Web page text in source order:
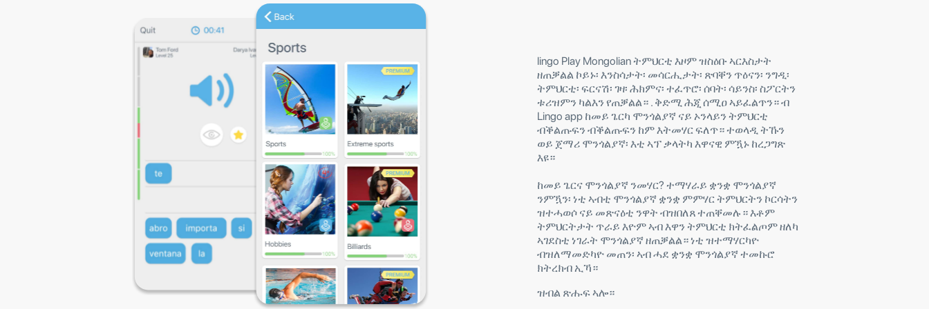
lingo Play Mongolian ትምህርቲ እዞም ዝስዕቡ ኣርእስታት
ዘጠቓልል ኮይኑ፡ እንስሳታት፡ መሳርሒታት፡ ጽባቐን ጥዕናን፡ ንግዲ፡
ትምህርቲ፡ ፍርናሽ፡ ገዛ፡ ሕክምና፡ ተፈጥሮ፡ ሰባት፡ ሳይንስ፡ ስፖርትን
ቱሪዝምን ካልእን የጠቓልል። . ቅድሚ ሕጂ ሰሚዐ ኣይፈልጥን። ብ
Lingo app ከመይ ጌርካ ሞንጎልያኛ ናይ ኦንላይን ትምህርቲ
ብቕልጡፍን ብቕልጡፍን ከም እትመሃር ፍለጥ። ተወላዲ ትኹን
ወይ ጀማሪ ሞንጎልያኛ፡ እቲ ኣፕ ቃላትካ እዋናዊ ምዃኑ ከረጋግጽ
እዩ።
ከመይ ጌርና ሞንጎልያኛ ንመሃር? ተማሃራይ ቋንቋ ሞንጎልያኛ
ንምዃን፡ ነቲ ኣብቲ ሞንጎልያኛ ቋንቋ ምምሃር ትምህርትን ኮርሳትን
ዝተሓወሶ ናይ መጽናዕቲ ንዋት ብዝበለጸ ተጠቐመሉ። እቶም
ትምህርትታት ጥራይ እዮም ኣብ እዋን ትምህርቲ ክትፈልጦም ዘለካ
ኣገደስቲ ነገራት ሞንጎልያኛ ዘጠቓልል። ነቲ ዝተማሃርካዮ
ብዝለማመድካዮ መጠን፡ ኣብ ሓደ ቋንቋ ሞንጎልያኛ ተመኩሮ
ክትረክብ ኢኻ።
ዝብል ጽሑፍ ኣሎ።